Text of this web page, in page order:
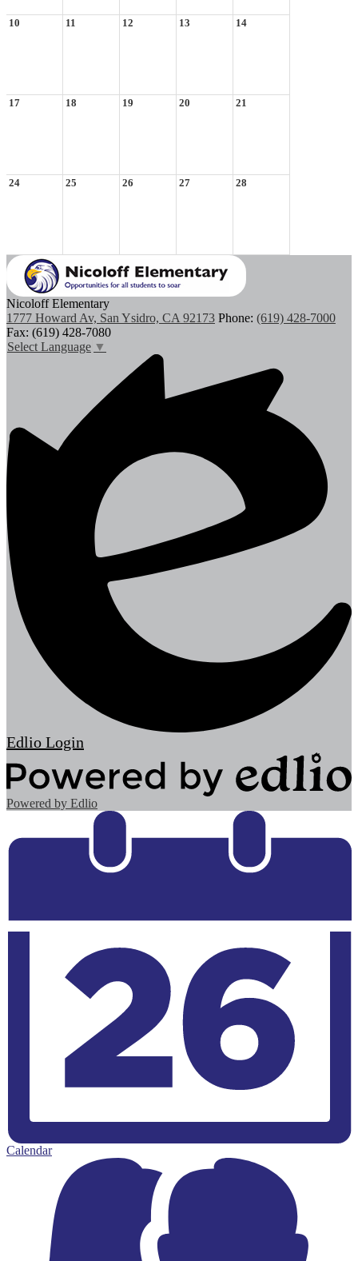
10 11 12 13 14
17 18 19 20 21
24 25 26 27 28
Nicoloff Elementary
1777 Howard Av, San Ysidro, CA 92173 Phone: (619) 428-7000
Fax: (619) 428-7080
Select Language ▼
Edlio Login
Powered by Edlio
Calendar